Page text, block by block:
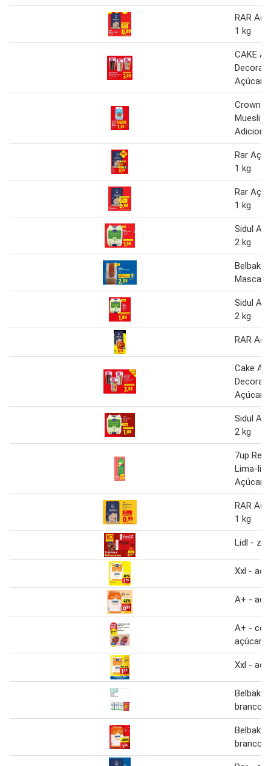
RAR
1 kg
CAKE
Açúcar
Muesli
Rar
1 kg
Rar
1 kg
Sidul
2 kg
Belbake
Sidul
2 kg
RAR
Cake
Açúcar
Sidul
2 kg
7up
Lima-
Açúcar
RAR
1 kg
Lidl -
Xxl -
A+ -
A+ -
açúcar
Xxl -
Belbake
branco
Belbake
branco